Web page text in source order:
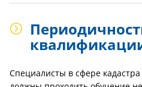
Специалисты в сфере кадастра